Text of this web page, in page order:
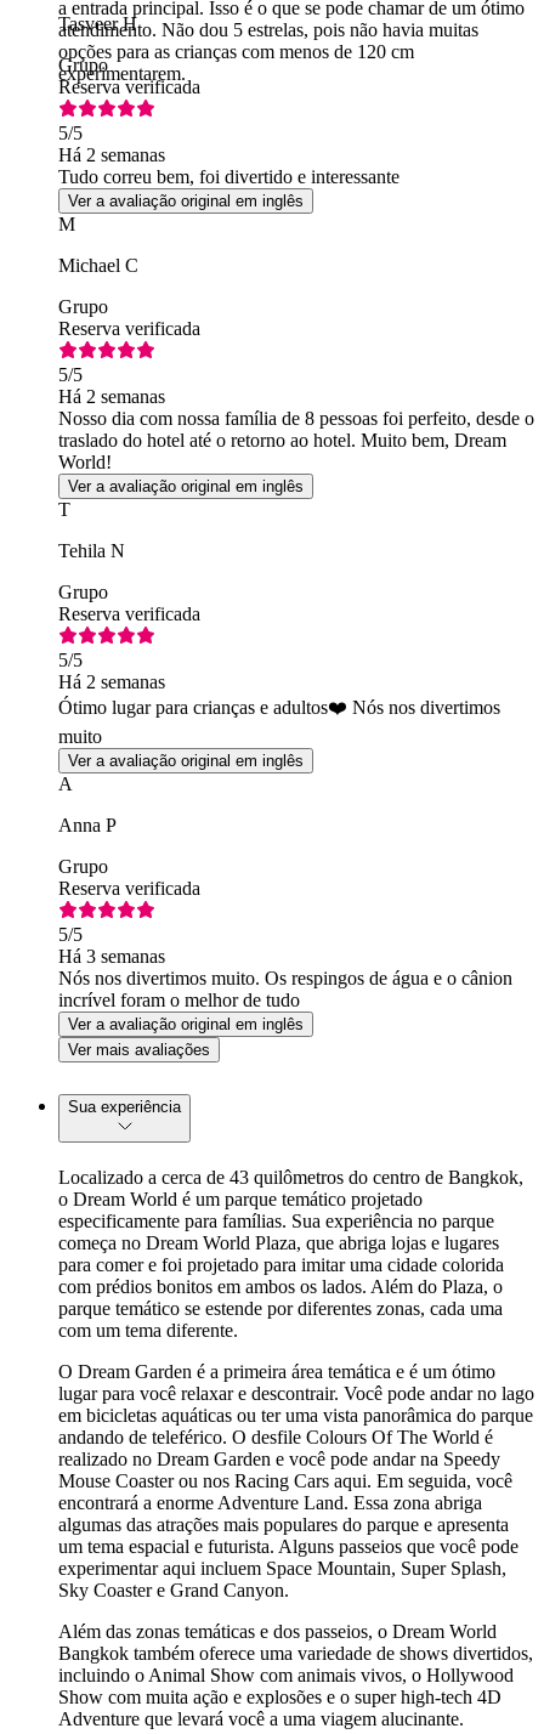
a entrada principal. Isso é o que se pode chamar de um ótimo
atendimento. Não dou 5 estrelas, pois não havia muitas
opções para as crianças com menos de 120 cm
experimentarem.
Tasveer H
Grupo
Reserva verificada
5/5
Há 2 semanas
Tudo correu bem, foi divertido e interessante
Ver a avaliação original em inglês
M
Michael C
Grupo
Reserva verificada
5/5
Há 2 semanas
Nosso dia com nossa família de 8 pessoas foi perfeito, desde o
traslado do hotel até o retorno ao hotel. Muito bem, Dream
World!
Ver a avaliação original em inglês
T
Tehila N
Grupo
Reserva verificada
5/5
Há 2 semanas
Ótimo lugar para crianças e adultos❤️ Nós nos divertimos
muito
Ver a avaliação original em inglês
A
Anna P
Grupo
Reserva verificada
5/5
Há 3 semanas
Nós nos divertimos muito. Os respingos de água e o cânion
incrível foram o melhor de tudo
Ver a avaliação original em inglês
Ver mais avaliações
Sua experiência
Localizado a cerca de 43 quilômetros do centro de Bangkok,
o Dream World é um parque temático projetado
especificamente para famílias. Sua experiência no parque
começa no Dream World Plaza, que abriga lojas e lugares
para comer e foi projetado para imitar uma cidade colorida
com prédios bonitos em ambos os lados. Além do Plaza, o
parque temático se estende por diferentes zonas, cada uma
com um tema diferente.
O Dream Garden é a primeira área temática e é um ótimo
lugar para você relaxar e descontrair. Você pode andar no lago
em bicicletas aquáticas ou ter uma vista panorâmica do parque
andando de teleférico. O desfile Colours Of The World é
realizado no Dream Garden e você pode andar na Speedy
Mouse Coaster ou nos Racing Cars aqui. Em seguida, você
encontrará a enorme Adventure Land. Essa zona abriga
algumas das atrações mais populares do parque e apresenta
um tema espacial e futurista. Alguns passeios que você pode
experimentar aqui incluem Space Mountain, Super Splash,
Sky Coaster e Grand Canyon.
Além das zonas temáticas e dos passeios, o Dream World
Bangkok também oferece uma variedade de shows divertidos,
incluindo o Animal Show com animais vivos, o Hollywood
Show com muita ação e explosões e o super high-tech 4D
Adventure que levará você a uma viagem alucinante.